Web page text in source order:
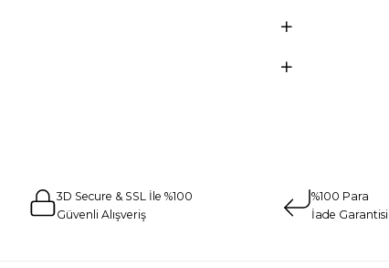
3D Secure & SSL İle %100
Güvenli Alışveriş
%100 Para
İade Garantisi